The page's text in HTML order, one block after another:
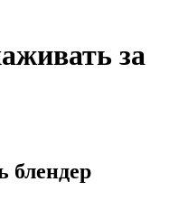
за
блендер